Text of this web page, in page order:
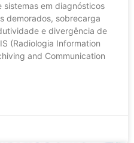
sistemas em diagnósticos
demorados, sobrecarga
e divergência de
(Radiologia Information
and Communication